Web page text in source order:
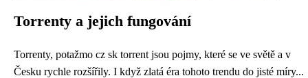
Torrenty a jejich fungování
Torrenty, potažmo cz sk torrent jsou pojmy, které se ve světě a v
Česku rychle rozšířily. I když zlatá éra tohoto trendu do jisté míry...